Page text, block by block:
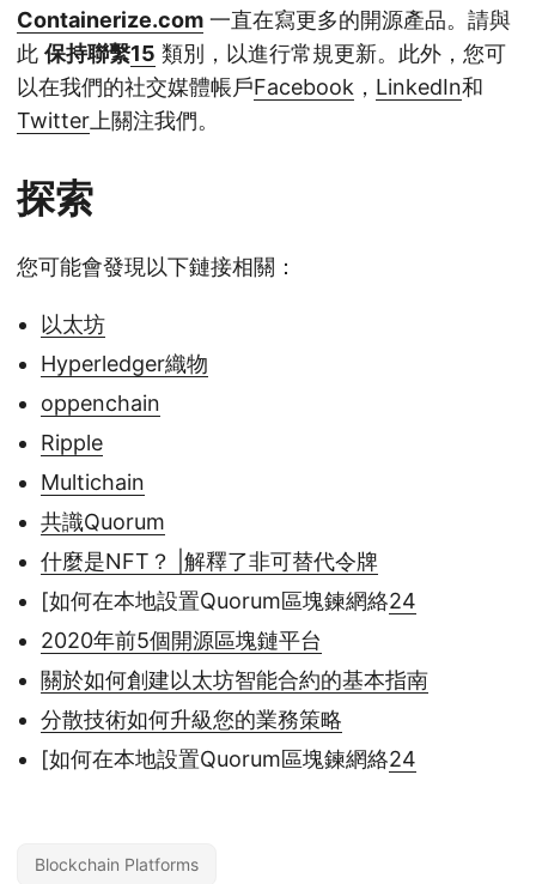
Containerize.com 一直在寫更多的開源產品。請與
此 保持聯繫15 類別，以進行常規更新。此外，您可
以在我們的社交媒體帳戶Facebook ， LinkedIn和
Twitter 上關注我們。
探索
您可能會發現以下鏈接相關：
以太坊
Hyperledger織物
oppenchain
Ripple
Multichain
共識Quorum
什麼是NFT？ |解釋了非可替代令牌
[如何在本地設置Quorum區塊鍊網絡24
2020年前5個開源區塊鏈平台
關於如何創建以太坊智能合約的基本指南
分散技術如何升級您的業務策略
[如何在本地設置Quorum區塊鍊網絡24
Blockchain Platforms